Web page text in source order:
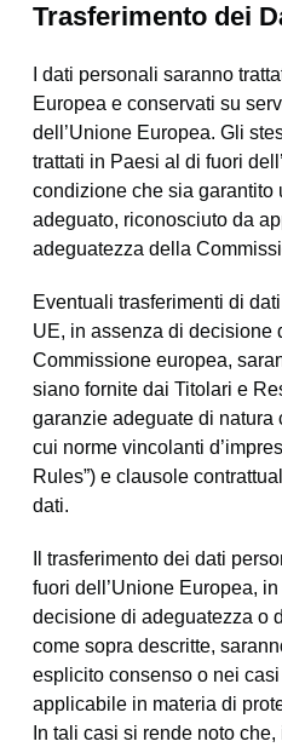
Trasferimento dei
I dati personali saranno
Europea e conservati su
dell’Unione Europea. Gli
trattati in Paesi al di fuori
condizione che sia garantito
adeguato, riconosciuto da
adeguatezza della
Eventuali trasferimenti di
UE, in assenza di decisione
Commissione europea,
siano fornite dai Titolari e
garanzie adeguate di natura
cui norme vincolanti
Rules”) e clausole
dati.
Il trasferimento dei dati
fuori dell’Unione Europea,
decisione di adeguatezza o
come sopra descritte,
esplicito consenso o nei
applicabile in materia di
In tali casi si rende noto